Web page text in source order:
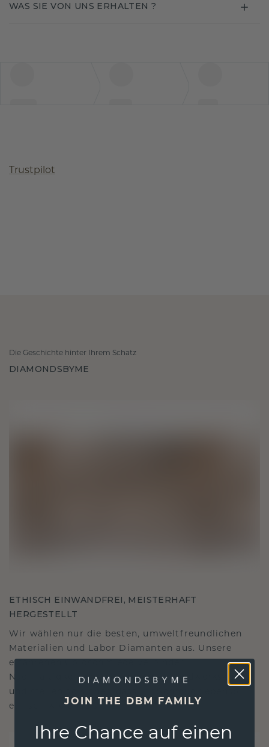
WAS SIE VON UNS ERHALTEN ?
Trustpilot
Die Geschichte hinter Ihrem Schatz
DIAMONDSBYME
ETHISCH EINWANDFREI, MEISTERHAFT
HERGESTELLT
Wir wählen nur die besten, umweltfreundlichen
Materialien und Labor Diamanten aus. Unsere
erfahrenen Goldschmiede verbinden
Nachhaltigkeit mit beispielloser Handwerkskunst
und stellen so sicher, dass Ihr Schmuck ebenso
ethisch wie exquisit ist.JOIN THE DBM FAMILY
Ihre Chance auf einen